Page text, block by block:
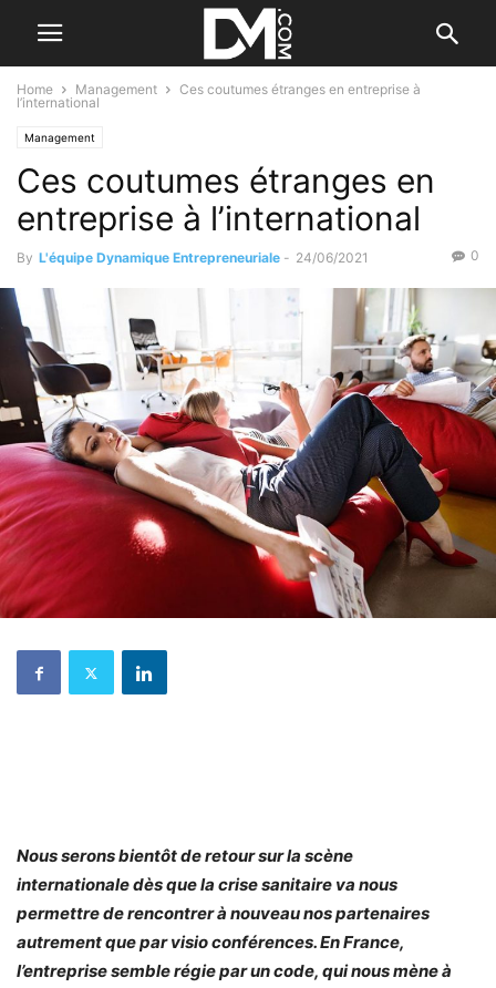
Home Management
Ces coutumes étranges en entreprise à
l’international
Management
Ces coutumes étranges en
entreprise à l’international
By L'équipe Dynamique Entrepreneuriale - 24/06/2021 0
Nous serons bientôt de retour sur la scène
internationale dès que la crise sanitaire va nous
permettre de rencontrer à nouveau nos partenaires
autrement que par visio conférences. En France,
l’entreprise semble régie par un code, qui nous mène à